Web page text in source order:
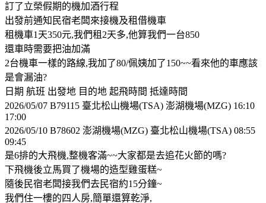
訂了立榮假期的機加酒行程
出發前通知民宿老闆來接機及租借機車
租機車1天350元,我們租2天多,他算我們一台850
還車時需要把油加滿
2台機車一樣的路線,我加了80/佩姨加了150~~看來他的車應該
是會漏油?
日期 航班 出發地 目的地 起飛時間 抵達時間
2026/05/07 B7­9115 臺北松山機場(TSA) 澎湖機場(MZG) 16:10
17:00
2026/05/10 B7­8602 澎湖機場(MZG) 臺北松山機場(TSA) 08:55
09:45
是6排的大飛機,整機客滿~~大家都是去追花火節的嗎?
下飛機後立馬買了機場的造型雞蛋糕~
隨後民宿老闆接我們去民宿約15分鐘~
我們住一樓的四人房,簡單還算乾淨,